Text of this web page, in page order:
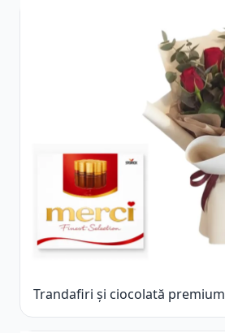
Trandafiri și ciocolată premium